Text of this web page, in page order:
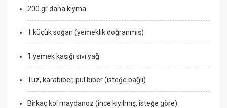
200 gr dana kıyma
1 küçük soğan (yemeklik doğranmış)
1 yemek kaşığı sıvı yağ
Tuz, karabiber, pul biber (isteğe bağlı)
Birkaç kol maydanoz (ince kıyılmış, isteğe göre)